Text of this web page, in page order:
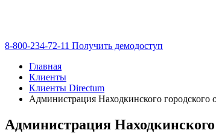
8-800-234-72-11 Получить демодоступ
Главная
Клиенты
Клиенты Directum
Администрация Находкинского городского
Администрация Находкинского